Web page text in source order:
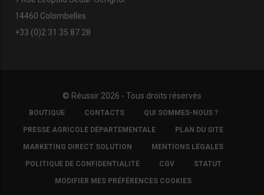
14460 Colombelles
+33 (0)2 31 35 87 28
© Réussir 2026 - Tous droits réservés
FOOTER
COPYRIGHT
BOUTIQUE CONTACTS QUI SOMMES-NOUS ?
PRESSE AGRICOLE DÉPARTEMENTALE PLAN DU SITE
MARKETING DIRECT SOLUTION MENTIONS LÉGALES
POLITIQUE DE CONFIDENTIALITÉ CGV STATUT
MODIFIER MES PRÉFÉRENCES COOKIES